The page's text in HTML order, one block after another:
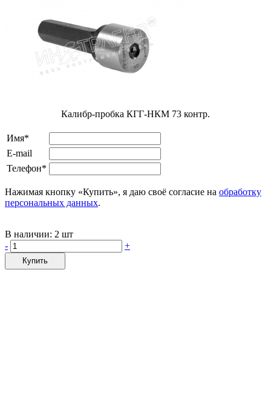
Калибр-пробка КГГ-НКМ 73 контр.
Имя*
E-mail
Телефон*
Нажимая кнопку «Купить», я даю своё согласие на обработку
персональных данных.
В наличии: 2 шт
-
+
Купить